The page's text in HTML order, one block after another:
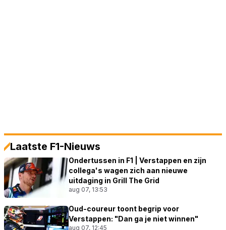
Laatste F1-Nieuws
Ondertussen in F1 | Verstappen en zijn
collega's wagen zich aan nieuwe
uitdaging in Grill The Grid
aug 07, 13:53
Oud-coureur toont begrip voor
Verstappen: "Dan ga je niet winnen"
aug 07, 12:45